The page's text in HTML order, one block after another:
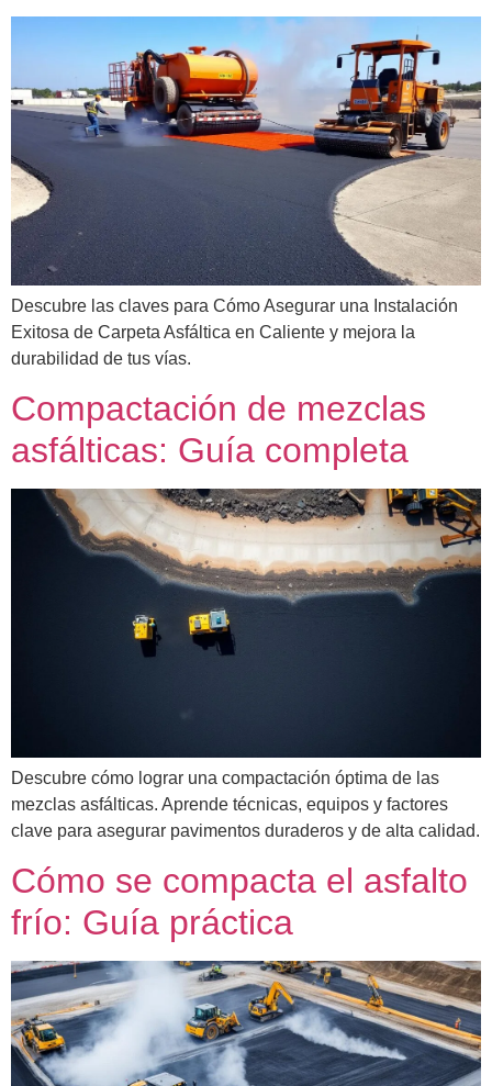
Descubre las claves para Cómo Asegurar una Instalación
Exitosa de Carpeta Asfáltica en Caliente y mejora la
durabilidad de tus vías.
Compactación de mezclas
asfálticas: Guía completa
Descubre cómo lograr una compactación óptima de las
mezclas asfálticas. Aprende técnicas, equipos y factores
clave para asegurar pavimentos duraderos y de alta calidad.
Cómo se compacta el asfalto
frío: Guía práctica